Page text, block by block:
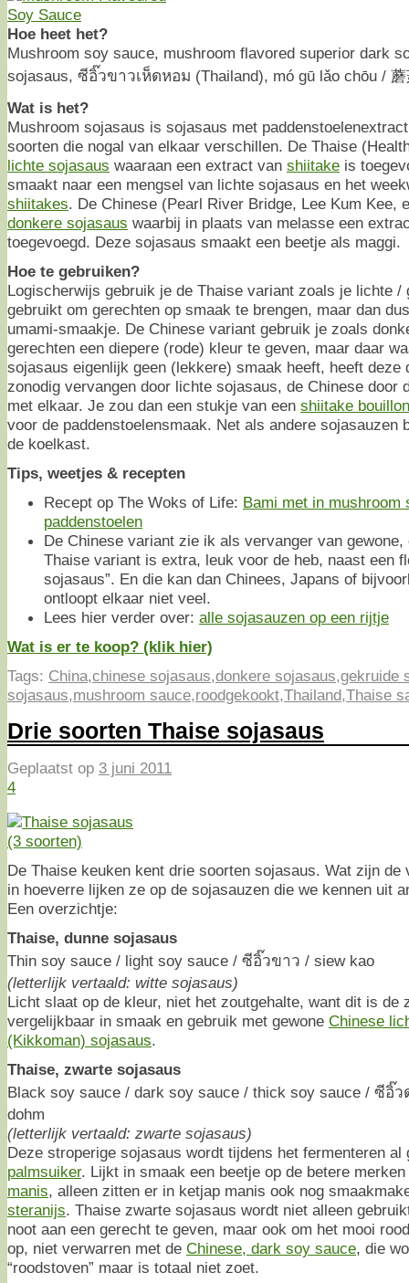
Hoe heet het?
Mushroom soy sauce, mushroom flavored superior dark
sojasaus, ซีอิ๊วขาวเห็ดหอม (Thailand), mó gū lǎo chōu /
Wat is het?
Mushroom sojasaus is sojasaus met
soorten die nogal van elkaar verschillen. De Thaise
lichte sojasaus waaraan een extract van shiitake is
smaakt naar een mengsel van lichte sojasaus en het
shiitakes. De Chinese (Pearl River Bridge, Lee Kum Kee,
donkere sojasaus waarbij in plaats van melasse een
toegevoegd. Deze sojasaus smaakt een beetje als maggi.
Hoe te gebruiken?
Logischerwijs gebruik je de Thaise variant zoals je lichte /
gebruikt om gerechten op smaak te brengen, maar dan
umami-smaakje. De Chinese variant gebruik je zoals
gerechten een diepere (rode) kleur te geven, maar daar
sojasaus eigenlijk geen (lekkere) smaak heeft, heeft deze
zonodig vervangen door lichte sojasaus, de Chinese door
met elkaar. Je zou dan een stukje van een shiitake
voor de paddenstoelensmaak. Net als andere sojasauzen
de koelkast.
Tips, weetjes & recepten
Recept op The Woks of Life: Bami met in mushroom
paddenstoelen
De Chinese variant zie ik als vervanger van
Thaise variant is extra, leuk voor de heb, naast een
sojasaus”. En die kan dan Chinees, Japans of
ontloopt elkaar niet veel.
Lees hier verder over: alle sojasauzen op een rijtje
Wat is er te koop? (klik hier)
Tags: China,chinese sojasaus,donkere sojasaus,gekruide
sojasaus,mushroom sauce,roodgekookt,Thailand,Thaise
Drie soorten Thaise sojasaus
Geplaatst op 3 juni 2011
4
De Thaise keuken kent drie soorten sojasaus. Wat zijn de
in hoeverre lijken ze op de sojasauzen die we kennen uit
Een overzichtje:
Thaise, dunne sojasaus
Thin soy sauce / light soy sauce / ซีอิ๊วขาว / siew kao
(letterlijk vertaald: witte sojasaus)
Licht slaat op de kleur, niet het zoutgehalte, want dit is de
vergelijkbaar in smaak en gebruik met gewone Chinese
(Kikkoman) sojasaus.
Thaise, zwarte sojasaus
Black soy sauce / dark soy sauce / thick soy sauce / ซีอิ๊
dohm
(letterlijk vertaald: zwarte sojasaus)
Deze stroperige sojasaus wordt tijdens het fermenteren
palmsuiker. Lijkt in smaak een beetje op de betere
manis, alleen zitten er in ketjap manis ook nog
steranijs. Thaise zwarte sojasaus wordt niet alleen
noot aan een gerecht te geven, maar ook om het mooi
op, niet verwarren met de Chinese, dark soy sauce, die
“roodstoven” maar is totaal niet zoet.